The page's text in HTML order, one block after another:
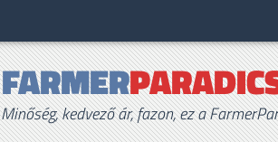
FARMER
Minőség, kedvező ár, fazon, ez a